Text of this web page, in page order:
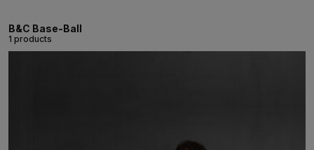
B&C Base-Ball
1 products